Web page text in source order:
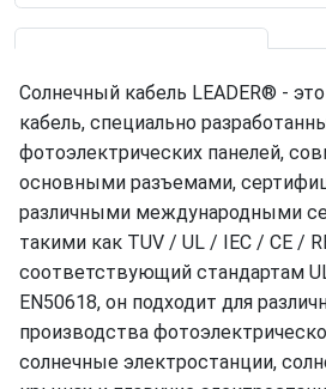
Солнечный кабель LEADER® -
кабель, специально
фотоэлектрических панелей,
основными разъемами,
различными международными
такими как TUV / UL / IEC / CE /
соответствующий стандартам
EN50618, он подходит для
производства
солнечные электростанции,